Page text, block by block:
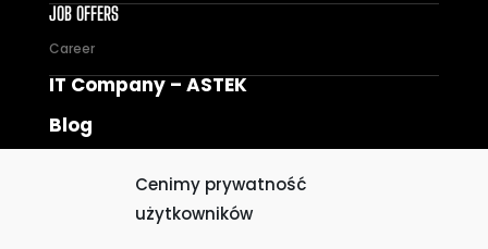
Cenimy prywatność
użytkowników
JOB OFFERS
Career
IT Company – ASTEK
Blog
Cookie Policy